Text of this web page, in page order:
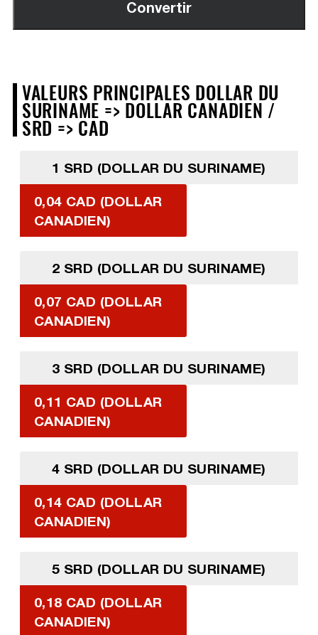
VALEURS PRINCIPALES DOLLAR DU
SURINAME => DOLLAR CANADIEN /
SRD => CAD
1 SRD (DOLLAR DU SURINAME)
0,04 CAD (DOLLAR
CANADIEN)
2 SRD (DOLLAR DU SURINAME)
0,07 CAD (DOLLAR
CANADIEN)
3 SRD (DOLLAR DU SURINAME)
0,11 CAD (DOLLAR
CANADIEN)
4 SRD (DOLLAR DU SURINAME)
0,14 CAD (DOLLAR
CANADIEN)
5 SRD (DOLLAR DU SURINAME)
0,18 CAD (DOLLAR
CANADIEN)